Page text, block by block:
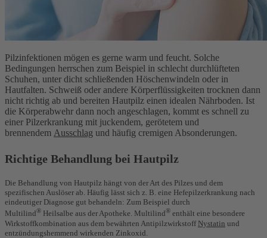
Pilzinfektionen mögen es gerne warm und feucht. Solche
Bedingungen herrschen zum Beispiel in schlecht durchlüfteten
Schuhen, unter dicht schließenden Höschenwindeln oder in
Hautfalten. Schweiß oder andere Körperflüssigkeiten trocknen dann
nicht richtig ab und bereiten Hautpilz einen idealen Nährboden. Ist
die Körperabwehr dann noch angeschlagen, kommt es schnell zu
einer Pilzerkrankung mit juckendem, gerötetem und
brennendem Ausschlag und häufig cremigen Absonderungen.
Richtige Behandlung bei Hautpilz
Die Behandlung von Hautpilz hängt von der Art des Pilzes und dem
spezifischen Auslöser ab. Häufig lässt sich z. B. eine Hefepilzerkrankung nach
eindeutiger Diagnose gut behandeln: Zum Beispiel durch
Multilind® Heilsalbe aus der Apotheke. Multilind® enthält eine besondere
Wirkstoffkombination aus dem bewährten Antipilzwirkstoff Nystatin und
entzündungshemmend wirkenden Zinkoxid.